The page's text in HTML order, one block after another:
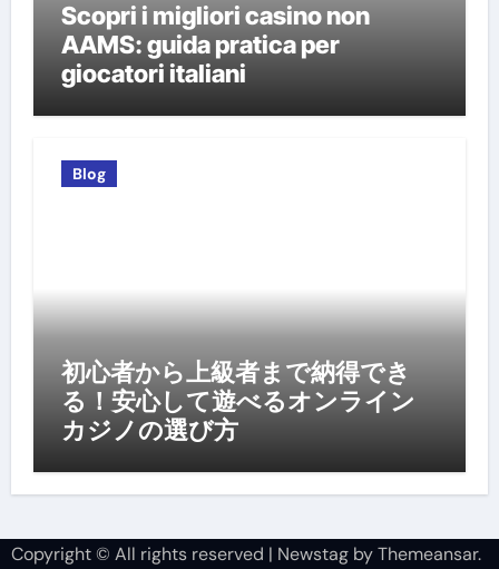
Scopri i migliori casino non
AAMS: guida pratica per
giocatori italiani
Blog
初心者から上級者まで納得でき
る！安心して遊べるオンライン
カジノの選び方
Copyright © All rights reserved | NewstagbyThemeansar.